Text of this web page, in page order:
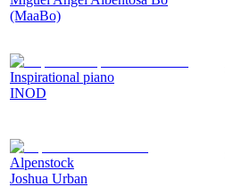
(MaaBo)
Inspirational piano
INOD
Alpenstock
Joshua Urban